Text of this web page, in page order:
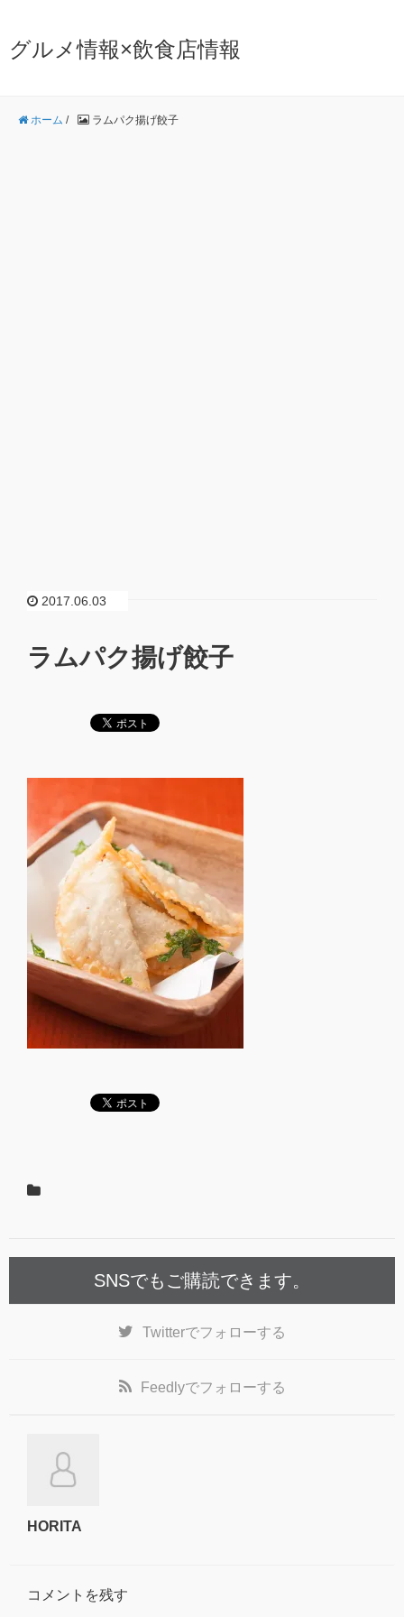
グルメ情報×飲食店情報
ホーム / ラムパク揚げ餃子
2017.06.03
ラムパク揚げ餃子
SNSでもご購読できます。
Twitterでフォローする
Feedlyでフォローする
HORITA
コメントを残す